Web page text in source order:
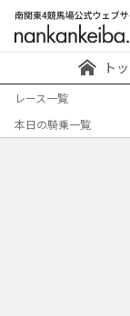
ト
レース一覧
本日の騎乗一覧